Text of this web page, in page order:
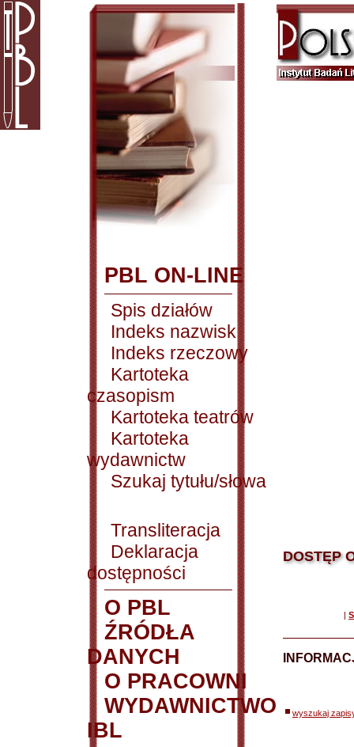
PBL ON-LINE
Spis działów
Indeks nazwisk
Indeks rzeczowy
Kartoteka
czasopism
Kartoteka teatrów
Kartoteka
wydawnictw
Szukaj tytułu/słowa
Transliteracja
Deklaracja
dostępności
O PBL
ŹRÓDŁA
DANYCH
O PRACOWNI
WYDAWNICTWO
IBL
DOSTĘP
|
wyszukaj